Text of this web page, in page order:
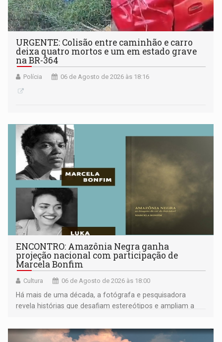
URGENTE: Colisão entre caminhão e carro
deixa quatro mortos e um em estado grave
na BR-364
Polícia 06 de Agosto de 2026 às 18:16
ENCONTRO: Amazônia Negra ganha
projeção nacional com participação de
Marcela Bonfim
Cultura 06 de Agosto de 2026 às 18:00
Há mais de uma década, a fotógrafa e pesquisadora
revela histórias que desafiam estereótipos e ampliam a
negras